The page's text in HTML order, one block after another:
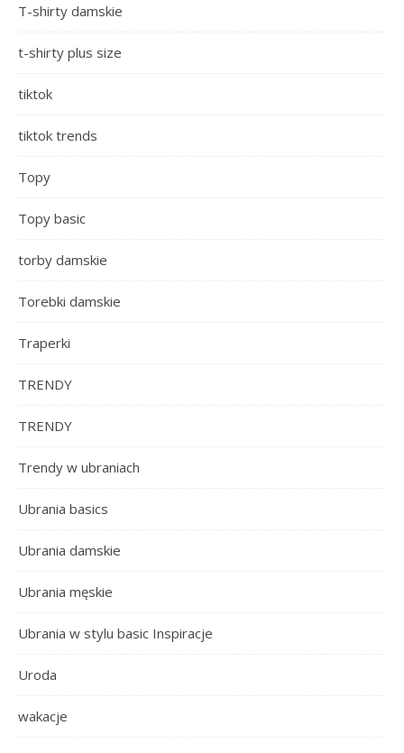
T-shirty damskie
t-shirty plus size
tiktok
tiktok trends
Topy
Topy basic
torby damskie
Torebki damskie
Traperki
TRENDY
TRENDY
Trendy w ubraniach
Ubrania basics
Ubrania damskie
Ubrania męskie
Ubrania w stylu basic Inspiracje
Uroda
wakacje